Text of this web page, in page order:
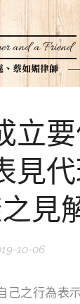
and a Friend
、蔡如媚律師
立
見
見
10-06
己之行為表